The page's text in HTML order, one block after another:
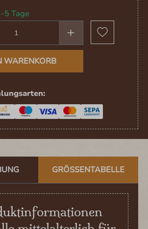
5 Tage
Gib den
WARENKORB
GRÖSSENTABELLE